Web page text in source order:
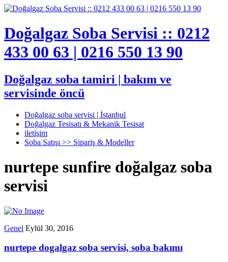
Doğalgaz Soba Servisi :: 0212
433 00 63 | 0216 550 13 90
Doğalgaz soba tamiri | bakım ve
servisinde öncü
Doğalgaz soba servisi | İstanbul
Doğalgaz Tesisatı & Mekanik Tesisat
iletişim
Soba Satışı >> Sipariş & Modeller
nurtepe sunfire doğalgaz soba
servisi
Genel Eylül 30, 2016
nurtepe dogalgaz soba servisi, soba bakımı